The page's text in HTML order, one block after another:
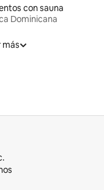
con sauna
Dominicana
más